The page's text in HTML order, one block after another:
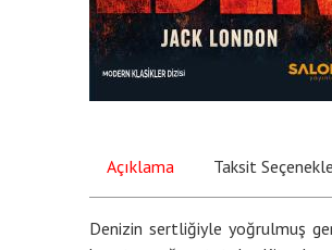
Açıklama Taksit
Denizin sertliğiyle yoğrulmuş